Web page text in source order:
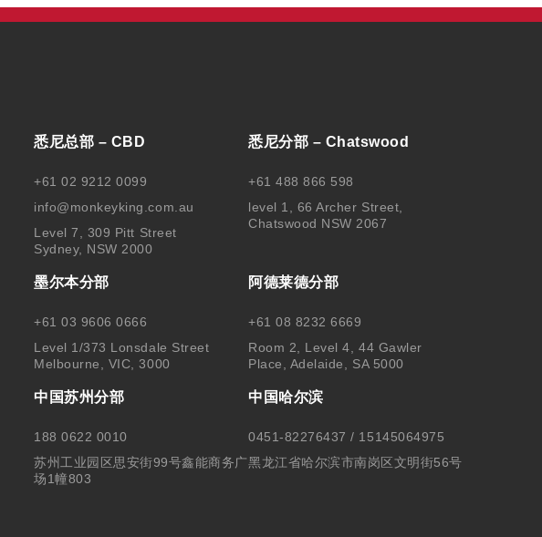
悉尼总部 – CBD
+61 02 9212 0099
info@monkeyking.com.au
Level 7, 309 Pitt Street
Sydney, NSW 2000
悉尼分部 – Chatswood
+61 488 866 598
level 1, 66 Archer Street,
Chatswood NSW 2067
墨尔本分部
+61 03 9606 0666
Level 1/373 Lonsdale Street
Melbourne, VIC, 3000
阿德莱德分部
+61 08 8232 6669
Room 2, Level 4, 44 Gawler
Place, Adelaide, SA 5000
中国苏州分部
188 0622 0010
苏州工业园区思安街99号鑫能商务广
场1幢803
中国哈尔滨
0451-82276437 / 15145064975
黑龙江省哈尔滨市南岗区文明街56号